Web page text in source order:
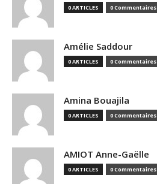
0 ARTICLES 0 Commentaires
Amélie Saddour
0 ARTICLES 0 Commentaires
Amina Bouajila
0 ARTICLES 0 Commentaires
AMIOT Anne-Gaëlle
0 ARTICLES 0 Commentaires